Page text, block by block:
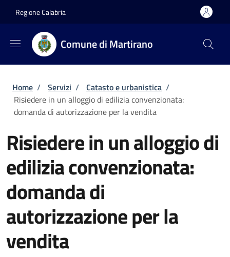
Regione Calabria
Comune di Martirano
Briciole di pane
Home / Servizi / Catasto e urbanistica /
Risiedere in un alloggio di edilizia convenzionata:
domanda di autorizzazione per la vendita
Risiedere in un alloggio di
edilizia convenzionata:
domanda di
autorizzazione per la
vendita